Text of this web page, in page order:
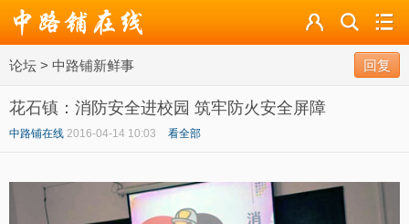
论坛 > 中路铺新鲜事 回复
花石镇：消防安全进校园 筑牢防火安全屏障
中路铺在线 2016-04-14 10:03 看全部
标签
广播